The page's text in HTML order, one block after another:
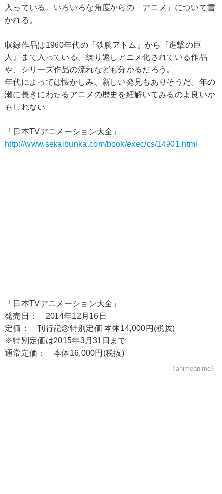
入っている。いろいろな角度からの「アニメ」について書
かれる。
収録作品は1960年代の『鉄腕アトム』から『進撃の巨
人』まで入っている。繰り返しアニメ化されている作品
や、シリーズ作品の流れなども分かるだろう。
年代によっては懐かしみ、新しい発見もありそうだ。年の
瀬に長きにわたるアニメの歴史を紐解いてみるのよ良いか
もしれない。
「日本TVアニメーション大全」
http://www.sekaibunka.com/book/exec/cs/14901.html
「日本TVアニメーション大全」
発売日： 2014年12月16日
定価： 刊行記念特別定価 本体14,000円(税抜)
※特別定価は2015年3月31日まで
通常定価： 本体16,000円(税抜)
《animeanime》